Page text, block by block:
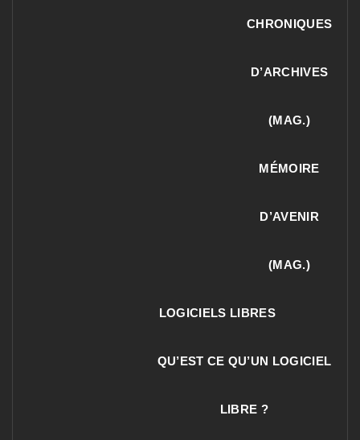
CHRONIQUES
D’ARCHIVES
(MAG.)
MÉMOIRE
D’AVENIR
(MAG.)
LOGICIELS LIBRES
QU’EST CE QU’UN LOGICIEL
LIBRE ?